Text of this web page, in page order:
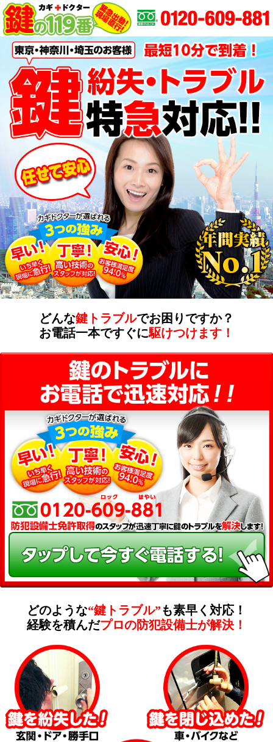
どんな鍵トラブルでお困りですか？
お電話一本ですぐに駆けつけます！
どのような“鍵トラブル”も素早く対応！
経験を積んだプロの防犯設備士が解決！